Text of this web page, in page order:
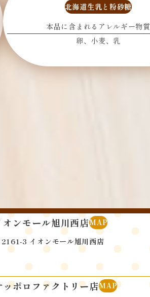
北海道生乳と粉砂糖
本品に含まれるアレルギー物質
卵
小麦 乳
オンモール旭川西店MAP
3 イオンモール旭川西店
ポロファクトリー店MAP